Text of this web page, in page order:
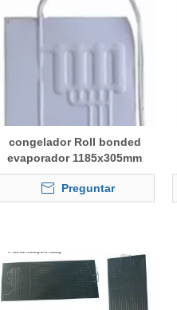
congelador Roll bonded
evaporador 1185x305mm
Preguntar